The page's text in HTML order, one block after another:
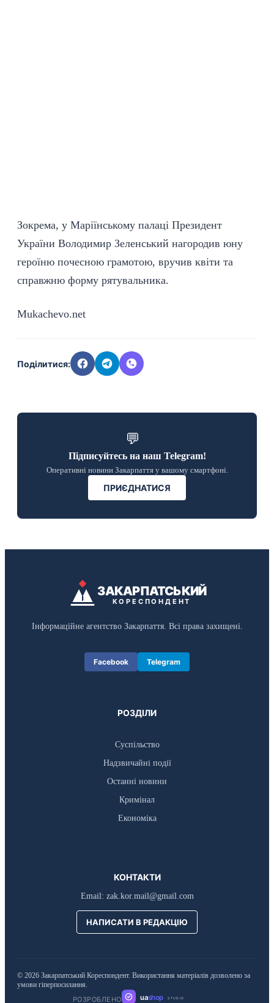
Зокрема, у Маріїнському палаці Президент
України Володимир Зеленський нагородив юну
героїню почесною грамотою, вручив квіти та
справжню форму рятувальника.
Mukachevo.net
Поділитися:
💬
Підписуйтесь на наш Telegram!
Оперативні новини Закарпаття у вашому смартфоні.
ПРИЄДНАТИСЯ
ЗАКАРПАТСЬКИЙ
КОРЕСПОНДЕНТ
Інформаційне агентство Закарпаття. Всі права захищені.
Facebook Telegram
РОЗДІЛИ
Суспільство
Надзвичайні події
Останні новини
Кримінал
Економіка
КОНТАКТИ
Email: zak.kor.mail@gmail.com
НАПИСАТИ В РЕДАКЦІЮ
© 2026 Закарпатський Кореспондент. Використання матеріалів дозволено за
умови гіперпосилання.
РОЗРОБЛЕНО
uashop STUDIO